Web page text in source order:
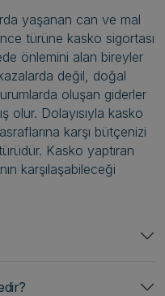
yaşanan can ve mal
türüne kasko sigortası
önlemini alan bireyler
değil, doğal
oluşan giderler
olur. Dolayısıyla kasko
karşı bütçenizi
Kasko yaptıran
karşılaşabileceği